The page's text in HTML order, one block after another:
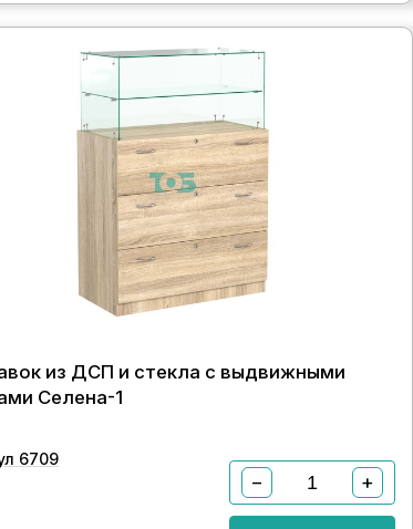
из ДСП и стекла с выдвижными
Селена-1
6709
− +